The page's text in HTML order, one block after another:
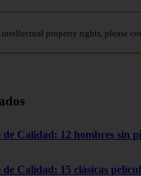
property rights, please
de Calidad: 12 hombres sin
de Calidad: 15 clásicas